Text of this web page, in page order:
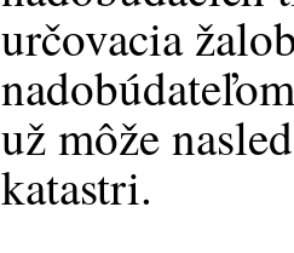
určovacia
už môže
katastri.